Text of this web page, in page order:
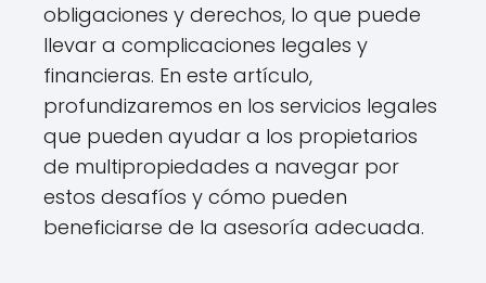
obligaciones y derechos, lo que puede
llevar a complicaciones legales y
financieras. En este artículo,
profundizaremos en los servicios legales
que pueden ayudar a los propietarios
de multipropiedades a navegar por
estos desafíos y cómo pueden
beneficiarse de la asesoría adecuada.